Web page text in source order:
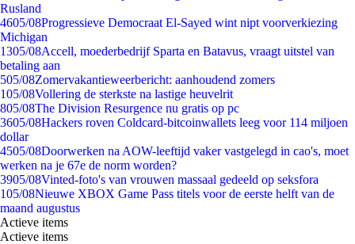
Rusland
4605/08Progressieve Democraat El-Sayed wint nipt voorverkiezing
Michigan
1305/08Accell, moederbedrijf Sparta en Batavus, vraagt uitstel van
betaling aan
505/08Zomervakantieweerbericht: aanhoudend zomers
105/08Vollering de sterkste na lastige heuvelrit
805/08The Division Resurgence nu gratis op pc
3605/08Hackers roven Coldcard-bitcoinwallets leeg voor 114 miljoen
dollar
4505/08Doorwerken na AOW-leeftijd vaker vastgelegd in cao's, moet
werken na je 67e de norm worden?
3905/08Vinted-foto's van vrouwen massaal gedeeld op seksfora
105/08Nieuwe XBOX Game Pass titels voor de eerste helft van de
maand augustus
Actieve items
Actieve items